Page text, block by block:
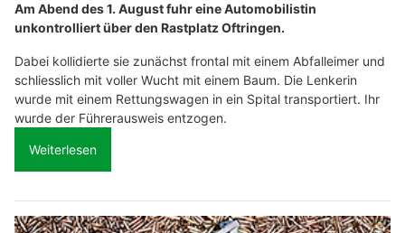
Am Abend des 1. August fuhr eine Automobilistin
unkontrolliert über den Rastplatz Oftringen.
Dabei kollidierte sie zunächst frontal mit einem Abfalleimer und
schliesslich mit voller Wucht mit einem Baum. Die Lenkerin
wurde mit einem Rettungswagen in ein Spital transportiert. Ihr
wurde der Führerausweis entzogen.
Weiterlesen